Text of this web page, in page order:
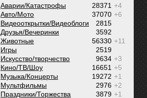
+4
28371
Аварии/Катастрофы
+6
37070
Авто/Мото
2815
Видеооткрытки/Видеоблоги
3592
Друзья/Вечеринки
+11
56330
Животные
2519
Игры
+3
9634
Искусство/творчество
+5
16651
Кино/ТВ/Шоу
+1
19272
Музыка/Концерты
+2
2976
Мультфильмы
+1
3879
Праздники/Торжества